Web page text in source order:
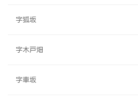
字狐坂
字木戸畑
字車坂